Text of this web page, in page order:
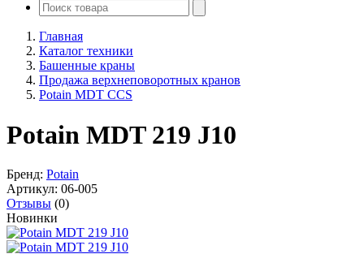
Главная
Каталог техники
Башенные краны
Продажа верхнеповоротных кранов
Potain MDT CCS
Potain MDT 219 J10
Бренд: Potain
Артикул: 06-005
Отзывы (0)
Новинки